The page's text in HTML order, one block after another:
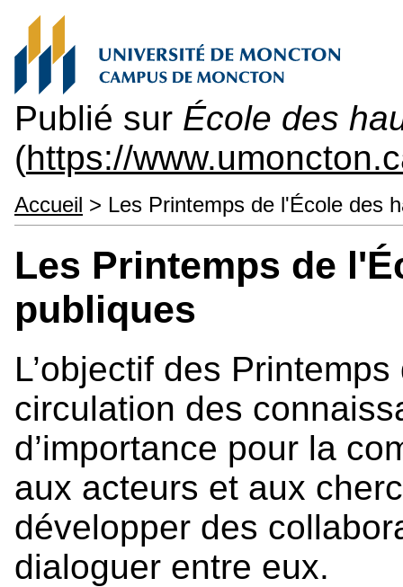
Publié sur École des
(https://
Accueil > Les Printemps de l'École des
Les Printemps de
publiques
L’objectif des
circulation des
d’importance pour la
aux acteurs et aux
développer des
dialoguer entre eux.